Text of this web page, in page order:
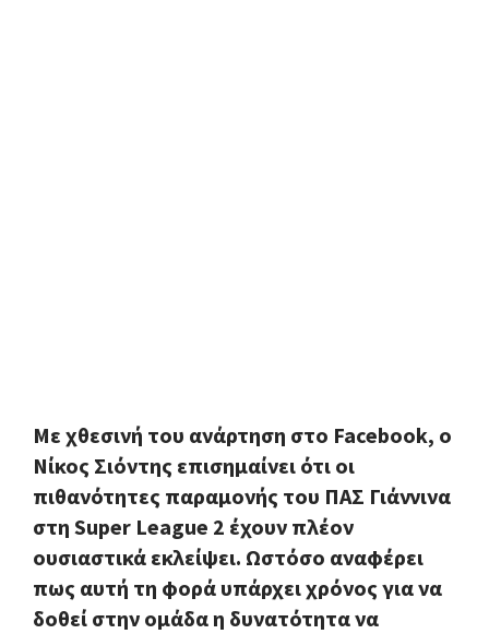
Με χθεσινή του ανάρτηση στο Facebook, ο
Νίκος Σιόντης επισημαίνει ότι οι
πιθανότητες παραμονής του ΠΑΣ Γιάννινα
στη Super League 2 έχουν πλέον
ουσιαστικά εκλείψει. Ωστόσο αναφέρει
πως αυτή τη φορά υπάρχει χρόνος για να
δοθεί στην ομάδα η δυνατότητα να